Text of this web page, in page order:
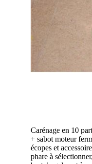
Carénage en 10
+ sabot moteur
écopes et
phare à